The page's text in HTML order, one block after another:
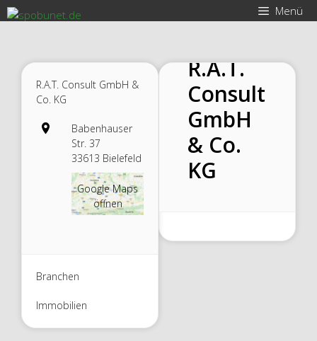
Zum
Inhalt
Menü
R.A.T. Consult GmbH &
Co. KG
Babenhauser
Str. 37
33613 Bielefeld
Google Maps
öffnen
Branchen
Immobilien
R.A.T.
Consult
GmbH
& Co.
KG